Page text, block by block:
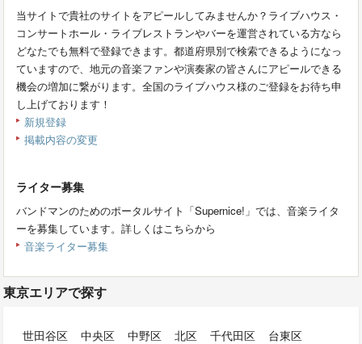
当サイトで貴社のサイトをアピールしてみませんか？ライブハウス・
コンサートホール・ライブレストランやバーを運営されている方なら
どなたでも無料で登録できます。都道府県別で検索できるようになっ
ていますので、地元の音楽ファンや演奏家の皆さんにアピールできる
機会の増加に繋がります。全国のライブハウス様のご登録をお待ち申
し上げております！
新規登録
掲載内容の変更
ライター募集
バンドマンのためのポータルサイト「Supernice!」では、音楽ライタ
ーを募集しています。詳しくはこちらから
音楽ライター募集
東京エリアで探す
世田谷区 中央区 中野区 北区 千代田区
台東区